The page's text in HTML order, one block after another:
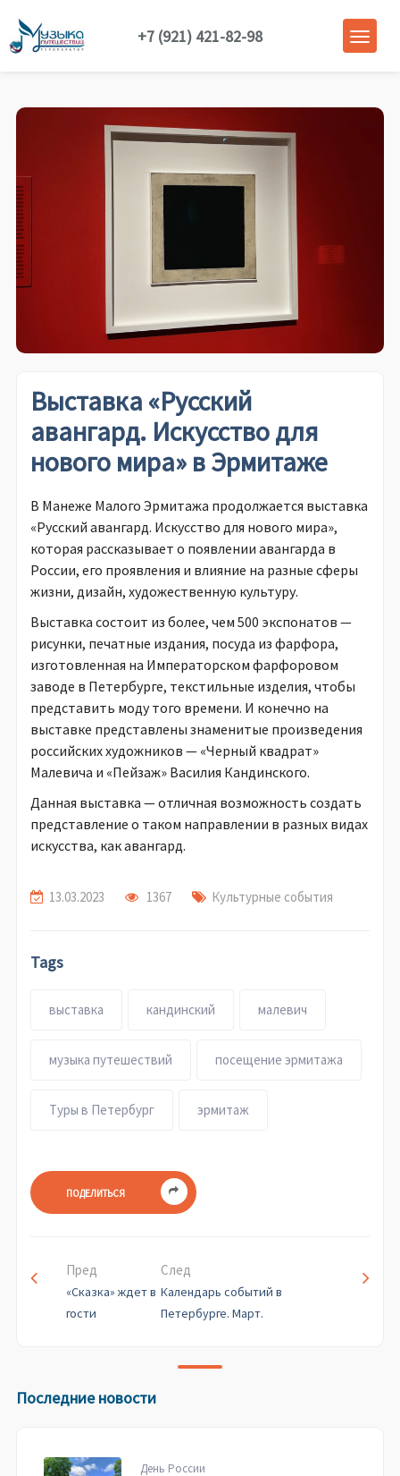
+7 (921) 421-82-98
Выставка «Русский
авангард. Искусство для
нового мира» в Эрмитаже
В Манеже Малого Эрмитажа продолжается выставка
«Русский авангард. Искусство для нового мира»,
которая рассказывает о появлении авангарда в
России, его проявления и влияние на разные сферы
жизни, дизайн, художественную культуру.
Выставка состоит из более, чем 500 экспонатов —
рисунки, печатные издания, посуда из фарфора,
изготовленная на Императорском фарфоровом
заводе в Петербурге, текстильные изделия, чтобы
представить моду того времени. И конечно на
выставке представлены знаменитые произведения
российских художников — «Черный квадрат»
Малевича и «Пейзаж» Василия Кандинского.
Данная выставка — отличная возможность создать
представление о таком направлении в разных видах
искусства, как авангард.
13.03.2023 1367 Культурные события
Tags
выставка кандинский малевич
музыка путешествий посещение эрмитажа
Туры в Петербург эрмитаж
ПОДЕЛИТЬСЯ
Пред
«Сказка» ждет в
гости
След
Календарь событий в
Петербурге. Март.
Последние новости
День России